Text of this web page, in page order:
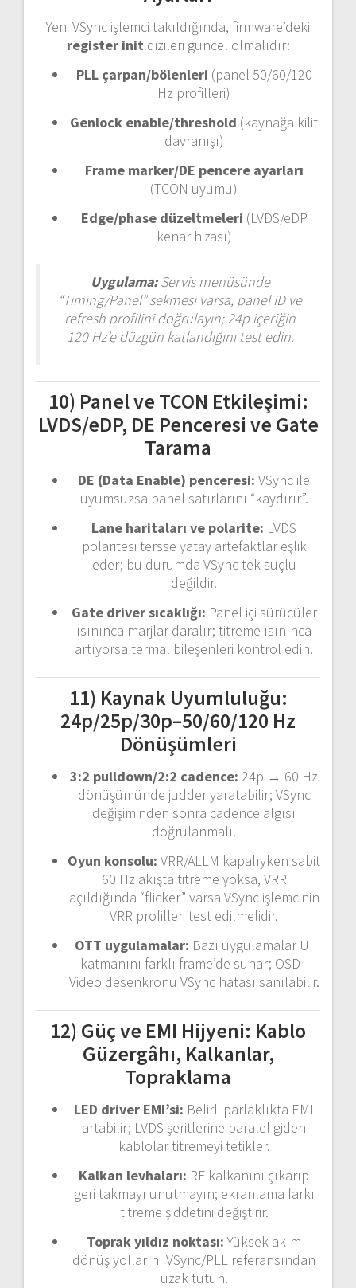
Yeni VSync işlemci takıldığında, firmware’deki
register init dizileri güncel olmalıdır:
PLL çarpan/bölenleri (panel 50/60/120
Hz profilleri)
Genlock enable/threshold (kaynağa kilit
davranışı)
Frame marker/DE pencere ayarları
(TCON uyumu)
Edge/phase düzeltmeleri (LVDS/eDP
kenar hizası)
Uygulama:Servis menüsünde
“Timing/Panel” sekmesi varsa, panel ID ve
refresh profilini doğrulayın; 24p içeriğin
120 Hz’e düzgün katlandığını test edin.
10) Panel ve TCON Etkileşimi:
LVDS/eDP, DE Penceresi ve Gate
Tarama
DE (Data Enable) penceresi: VSync ile
uyumsuzsa panel satırlarını “kaydırır”.
Lane haritaları ve polarite: LVDS
polaritesi tersse yatay artefaktlar eşlik
eder; bu durumda VSync tek suçlu
değildir.
Gate driver sıcaklığı: Panel içi sürücüler
ısınınca marjlar daralır; titreme ısınınca
artıyorsa termal bileşenleri kontrol edin.
11) Kaynak Uyumluluğu:
24p/25p/30p–50/60/120 Hz
Dönüşümleri
3:2 pulldown/2:2 cadence: 24p → 60 Hz
dönüşümünde judder yaratabilir; VSync
değişiminden sonra cadence algısı
doğrulanmalı.
Oyun konsolu: VRR/ALLM kapalıyken sabit
60 Hz akışta titreme yoksa, VRR
açıldığında “flicker” varsa VSync işlemcinin
VRR profilleri test edilmelidir.
OTT uygulamalar: Bazı uygulamalar UI
katmanını farklı frame’de sunar; OSD–
Video desenkronu VSync hatası sanılabilir.
12) Güç ve EMI Hijyeni: Kablo
Güzergâhı, Kalkanlar,
Topraklama
LED driver EMI’si: Belirli parlaklıkta EMI
artabilir; LVDS şeritlerine paralel giden
kablolar titremeyi tetikler.
Kalkan levhaları: RF kalkanını çıkarıp
geri takmayı unutmayın; ekranlama farkı
titreme şiddetini değiştirir.
Toprak yıldız noktası:Yüksek akım
dönüş yollarını VSync/PLL referansından
uzak tutun.